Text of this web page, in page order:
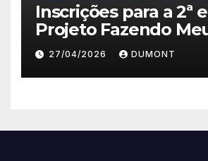
Inscrições para a 2ª
Projeto Fazendo
Primeiro Filme em
Iguaçu
27/04/2026 DUMONT